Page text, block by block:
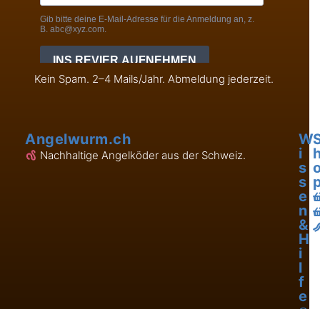
Kein Spam. 2–4 Mails/Jahr. Abmeldung jederzeit.
Angelwurm.ch
Nachhaltige Angelköder aus der Schweiz.
W
i
s
s
e
n
&
H
i
l
f
e